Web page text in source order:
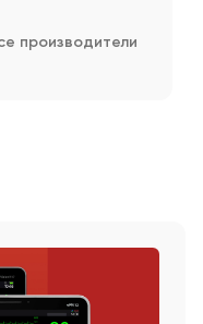
производители